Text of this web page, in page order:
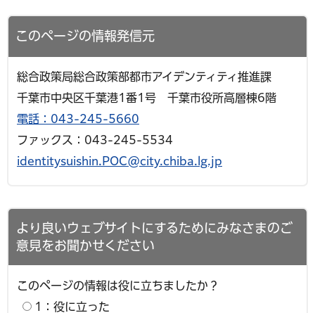
このページの情報発信元
総合政策局総合政策部都市アイデンティティ推進課
千葉市中央区千葉港1番1号 千葉市役所高層棟6階
電話：043-245-5660
ファックス：043-245-5534
identitysuishin.POC@city.chiba.lg.jp
より良いウェブサイトにするためにみなさまのご
意見をお聞かせください
このページの情報は役に立ちましたか？
1：役に立った